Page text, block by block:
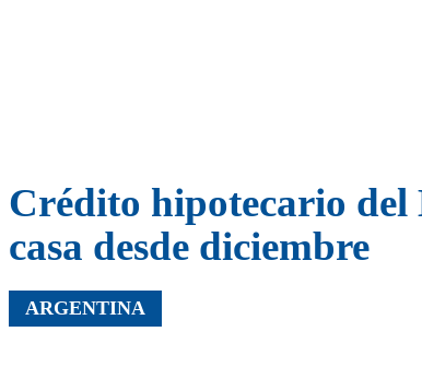
Crédito hipotecario
casa desde diciembre
ARGENTINA